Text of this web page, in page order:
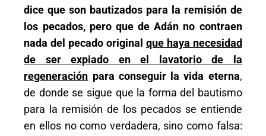
dice que son bautizados para la remisión de
los pecados, pero que de Adán no contraen
nada del pecado original que haya necesidad
de ser expiado en el lavatorio de la
regeneración para conseguir la vida eterna,
de donde se sigue que la forma del bautismo
para la remisión de los pecados se entiende
en ellos no como verdadera, sino como falsa: